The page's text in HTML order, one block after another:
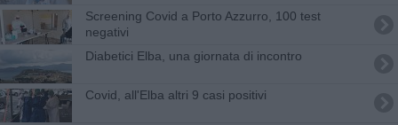
Screening Covid a Porto Azzurro, 100 test
negativi
Diabetici Elba, una giornata di incontro
Covid, all'Elba altri 9 casi positivi